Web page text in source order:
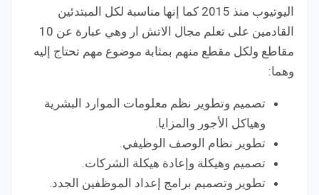
اليوتيوب منذ 2015 كما إنها مناسبة لكل المبتدئين
القادمين على تعلم مجال الاتش ار وهي عبارة عن 10
مقاطع ولكل مقطع منهم بمثابة موضوع مهم تحتاج إليه
وهما:
تصميم وتطوير نظم معلومات الموارد البشرية
وهياكل الأجور والمزايا.
تطوير نظام الوصف الوظيفي.
تصميم وهيكلة وإعادة هيكلة الشركات.
تطوير وتصميم برامج إعداد الموظفين الجدد.